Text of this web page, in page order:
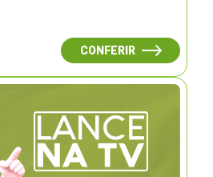
CONFERIR